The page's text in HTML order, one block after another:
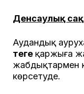
Денсаулық
Аудандық
теңге қаржыға
жабдықтармен
көрсетуде.